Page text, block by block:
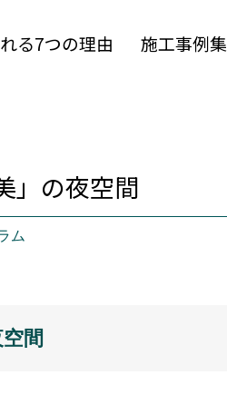
る7つの理由 施工事例集
」の夜空間
ム
間